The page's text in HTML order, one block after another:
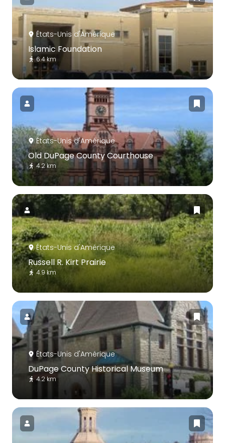
États-Unis d'Amérique
Islamic Foundation
6.4 km
États-Unis d'Amérique
Old DuPage County Courthouse
4.2 km
États-Unis d'Amérique
Russell R. Kirt Prairie
4.9 km
États-Unis d'Amérique
DuPage County Historical Museum
4.2 km